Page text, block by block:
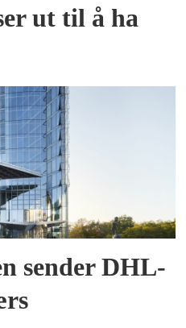
ut til å ha
sender DHL-